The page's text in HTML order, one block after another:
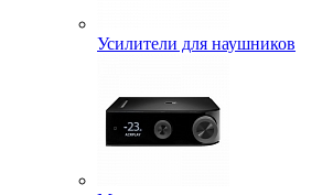
Усилители для наушников